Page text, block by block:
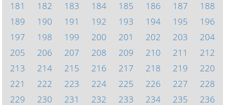
181
182 183 184 185 186 187
188
189
190 191 192 193 194 195
196
197
198 199 200 201 202 203
204
205
206 207 208 209 210 211
212
213
214 215 216 217 218 219
220
221
222 223 224 225 226 227
228
229
230 231 232 233 234 235
236